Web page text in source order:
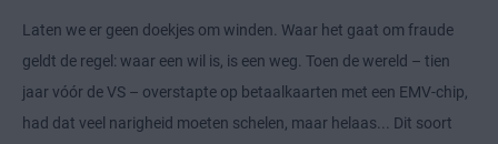
Laten we er geen doekjes om winden. Waar het gaat om fraude
geldt de regel: waar een wil is, is een weg. Toen de wereld – tien
jaar vóór de VS – overstapte op betaalkaarten met een EMV-chip,
had dat veel narigheid moeten schelen, maar helaas... Dit soort